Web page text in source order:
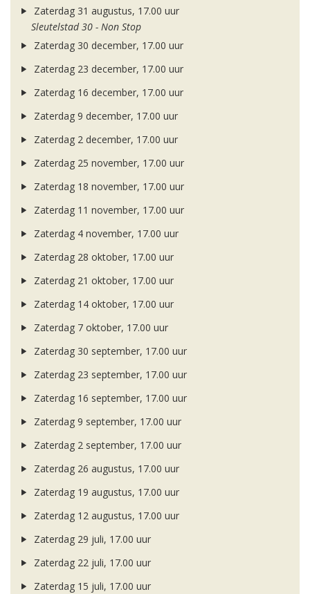
Zaterdag 31 augustus, 17.00 uur
Sleutelstad 30 - Non Stop
Zaterdag 30 december, 17.00 uur
Zaterdag 23 december, 17.00 uur
Zaterdag 16 december, 17.00 uur
Zaterdag 9 december, 17.00 uur
Zaterdag 2 december, 17.00 uur
Zaterdag 25 november, 17.00 uur
Zaterdag 18 november, 17.00 uur
Zaterdag 11 november, 17.00 uur
Zaterdag 4 november, 17.00 uur
Zaterdag 28 oktober, 17.00 uur
Zaterdag 21 oktober, 17.00 uur
Zaterdag 14 oktober, 17.00 uur
Zaterdag 7 oktober, 17.00 uur
Zaterdag 30 september, 17.00 uur
Zaterdag 23 september, 17.00 uur
Zaterdag 16 september, 17.00 uur
Zaterdag 9 september, 17.00 uur
Zaterdag 2 september, 17.00 uur
Zaterdag 26 augustus, 17.00 uur
Zaterdag 19 augustus, 17.00 uur
Zaterdag 12 augustus, 17.00 uur
Zaterdag 29 juli, 17.00 uur
Zaterdag 22 juli, 17.00 uur
Zaterdag 15 juli, 17.00 uur